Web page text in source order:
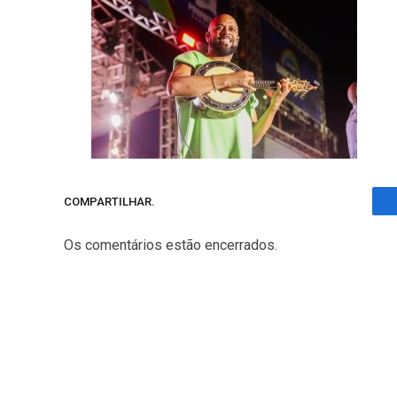
COMPARTILHAR.
Os comentários estão encerrados.